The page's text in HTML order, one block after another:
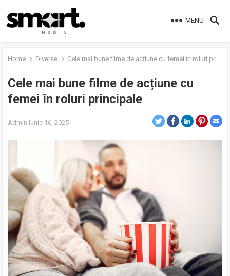
MENU
Home Diverse Cele mai bune filme de acțiune cu femei în roluri principale
Cele mai bune filme de acțiune cu
femei în roluri principale
Admin Iunie 16, 2025